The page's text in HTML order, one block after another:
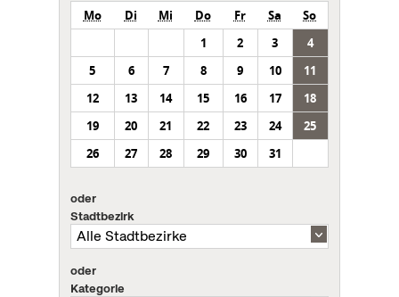
Mo Di Mi Do Fr Sa
So
1
2 3
4
5
6 7 8 9 10
11
12
13 14 15 16 17
18
19
20 21 22 23 24
25
26
27 28 29 30 31
oder
Stadtbezirk
oder
Kategorie